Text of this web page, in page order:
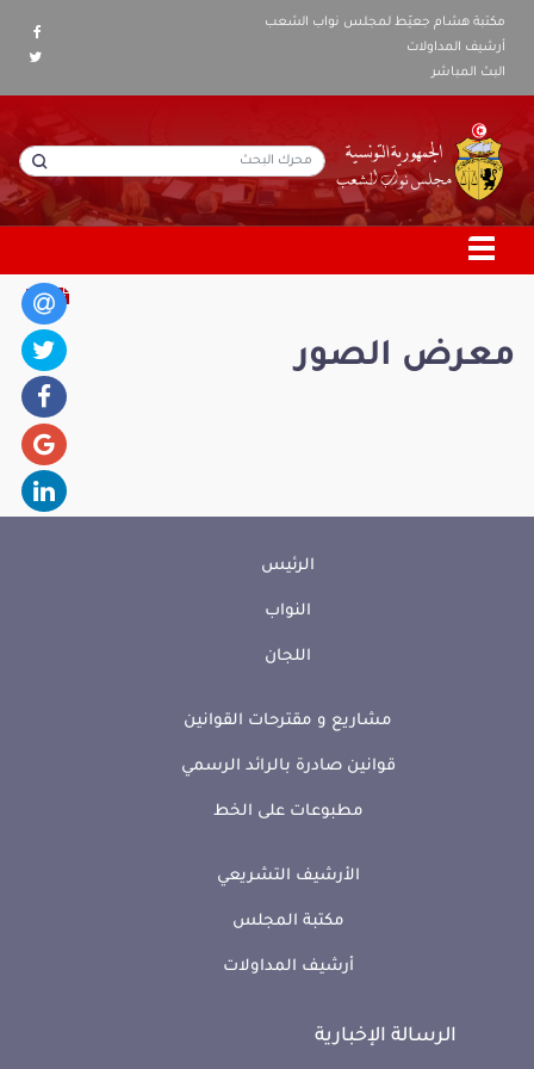
مكتبة هشام جعيّط لمجلس نواب الشعب
أرشيف المداولات
البث المباشر
معرض الصور
الرئيس
النواب
اللجان
مشاريع و مقترحات القوانين
قوانين صادرة بالرائد الرسمي
مطبوعات على الخط
الأرشيف التشريعي
مكتبة المجلس
أرشيف المداولات
الرسالة الإخبارية